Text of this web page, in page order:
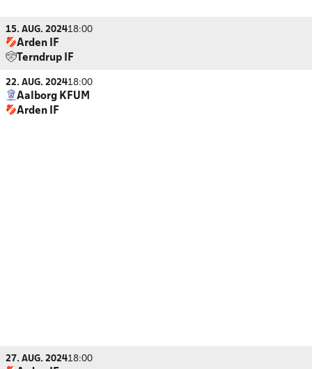
15. AUG. 202418:00
Arden IF
Terndrup IF
22. AUG. 202418:00
Aalborg KFUM
Arden IF
27. AUG. 202418:00